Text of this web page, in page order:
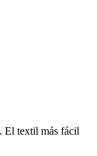
El textil más fácil